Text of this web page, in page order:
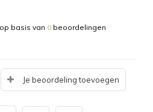
basis van 0 beoordelingen
Je beoordeling toevoegen